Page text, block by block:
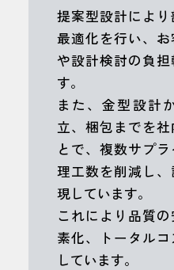
提案型設計によ
最適化を行い、
や設計検討の負
す。
また、金型設計
立、梱包までを
とで、複数サプ
理工数を削減し
現しています。
これにより品質
素化、トータル
しています。